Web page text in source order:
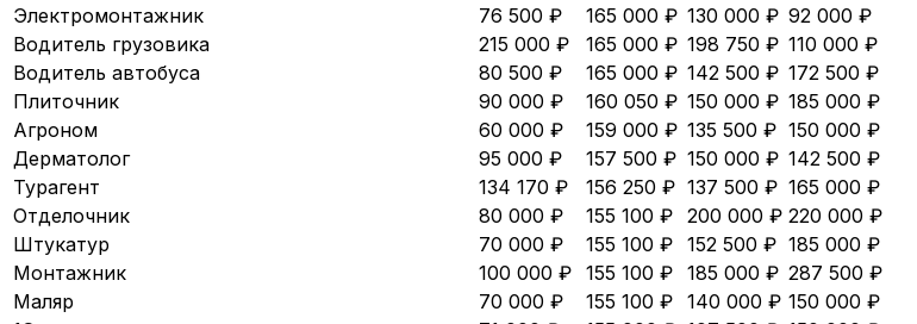
Электромонтажник
76 500 ₽ 165 000 ₽ 130 000 ₽ 92 000 ₽
Водитель грузовика
215 000 ₽ 165 000 ₽ 198 750 ₽ 110 000 ₽
Водитель автобуса
80 500 ₽ 165 000 ₽ 142 500 ₽ 172 500 ₽
Плиточник
90 000 ₽ 160 050 ₽ 150 000 ₽ 185 000 ₽
Агроном
60 000 ₽ 159 000 ₽ 135 500 ₽ 150 000 ₽
Дерматолог
95 000 ₽ 157 500 ₽ 150 000 ₽ 142 500 ₽
Турагент
134 170 ₽ 156 250 ₽ 137 500 ₽ 165 000 ₽
Отделочник
80 000 ₽ 155 100 ₽ 200 000 ₽ 220 000 ₽
Штукатур
70 000 ₽ 155 100 ₽ 152 500 ₽ 185 000 ₽
Монтажник
100 000 ₽ 155 100 ₽ 185 000 ₽ 287 500 ₽
Маляр
70 000 ₽ 155 100 ₽ 140 000 ₽ 150 000 ₽